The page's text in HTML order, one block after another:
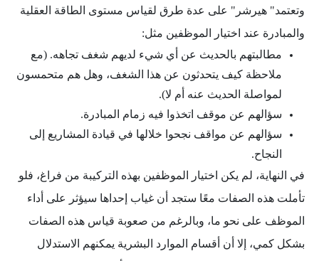
وتعتمد" هيرشر" على عدة طرق لقياس مستوى الطاقة العقلية
والمبادرة عند اختيار الموظفين مثل:
مطالبتهم بالحديث عن أي شيء لديهم شغف تجاهه. (مع
ملاحظة كيف يتحدثون عن هذا الشغف، وهل هم متحمسون
لمواصلة الحديث عنه أم لا).
سؤالهم عن موقف اتخذوا فيه زمام المبادرة.
سؤالهم عن مواقف نجحوا خلالها في قيادة المشاريع إلى
النجاح.
في النهاية، لم يكن اختيار الموظفين بهذه التركيبة من فراغ، فلو
تأملت هذه الصفات معًا ستجد أن غياب إحداها سيؤثر على أداء
الموظف على نحو ما، وبالرغم من صعوبة قياس هذه الصفات
بشكل كمي، إلا أن أقسام الموارد البشرية يمكنهم الاستدلال